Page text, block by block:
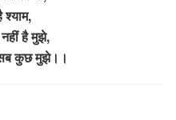
श्याम,
नहीं है मुझे,
सब कुछ मुझे।।